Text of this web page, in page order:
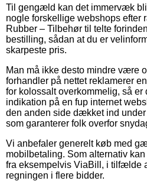
Til gengæld kan det immervæk
nogle forskellige webshops efter
Rubber – Tilbehør til telte
bestilling, sådan at du er
skarpeste pris.
Man må ikke desto mindre være
forhandler på nettet reklamerer
for kolossalt overkommelig, så
indikation på en fup internet
den anden side dækket ind
som garanterer folk overfor
Vi anbefaler generelt køb med
mobilbetaling. Som alternativ
fra eksempelvis ViaBill, i tilfælde
regningen i flere bidder.